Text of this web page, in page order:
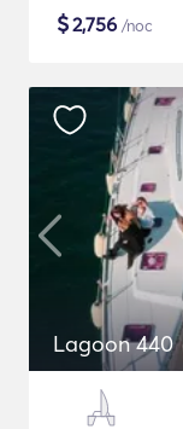
$2,756 /noc
Lagoon 440